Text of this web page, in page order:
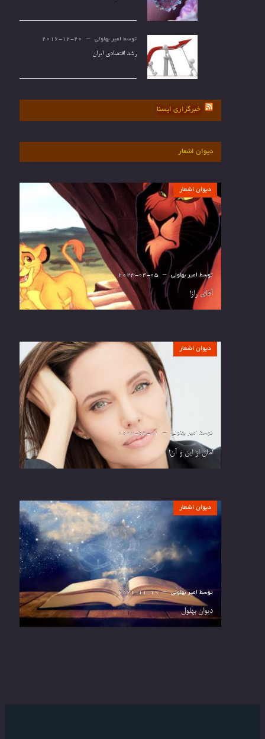
توسط امیر بهلولی 2016-12-20
رشد اقتصادی ایران
خبرگزاری ایسنا
دیوان اشعار
دیوان اشعار
توسط امیر بهلولی 2023-04-05
آقای راز!
دیوان اشعار
توسط امیر بهلولی 2023-03-21
امان از این و آن!
دیوان اشعار
توسط امیر بهلولی 2021-11-19
دیوان بهلول